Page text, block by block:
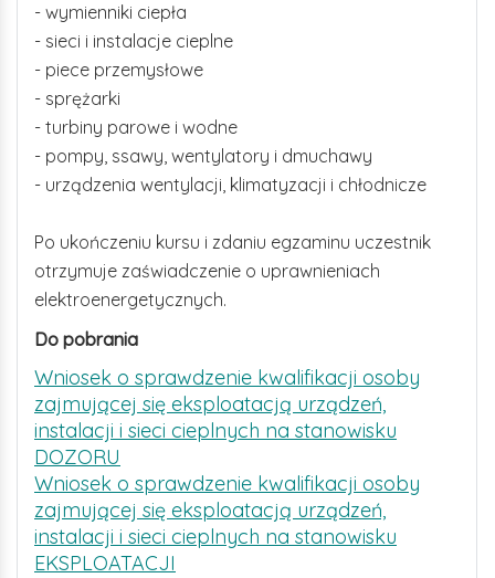
- wymienniki ciepła
- sieci i instalacje cieplne
- piece przemysłowe
- sprężarki
- turbiny parowe i wodne
- pompy, ssawy, wentylatory i dmuchawy
- urządzenia wentylacji, klimatyzacji i chłodnicze
Po ukończeniu kursu i zdaniu egzaminu uczestnik
otrzymuje zaświadczenie o uprawnieniach
elektroenergetycznych.
Do pobrania
Wniosek o sprawdzenie kwalifikacji osoby
zajmującej się eksploatacją urządzeń,
instalacji i sieci cieplnych na stanowisku
DOZORU
Wniosek o sprawdzenie kwalifikacji osoby
zajmującej się eksploatacją urządzeń,
instalacji i sieci cieplnych na stanowisku
EKSPLOATACJI